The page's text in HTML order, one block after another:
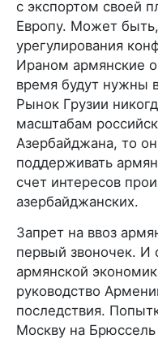
с экспортом своей
Европу. Может
урегулирования
Ираном армянские
время будут нужны
Рынок Грузии
масштабам
Азербайджана, то
поддерживать
счет интересов
азербайджанских.
Запрет на ввоз
первый звоночек. И
армянской
руководство
последствия.
Москву на